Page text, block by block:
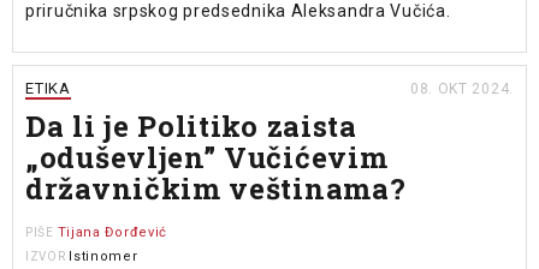
priručnika srpskog predsednika Aleksandra Vučića.
ETIKA 08. OKT 2024.
Da li je Politiko zaista
„oduševljen” Vučićevim
državničkim veštinama?
PIŠE Tijana Đorđević
IZVOR Istinomer